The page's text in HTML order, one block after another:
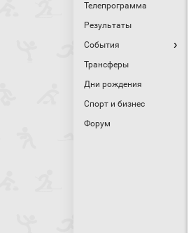
Телепрограмма
Результаты
События
Трансферы
Дни рождения
Спорт и бизнес
Форум